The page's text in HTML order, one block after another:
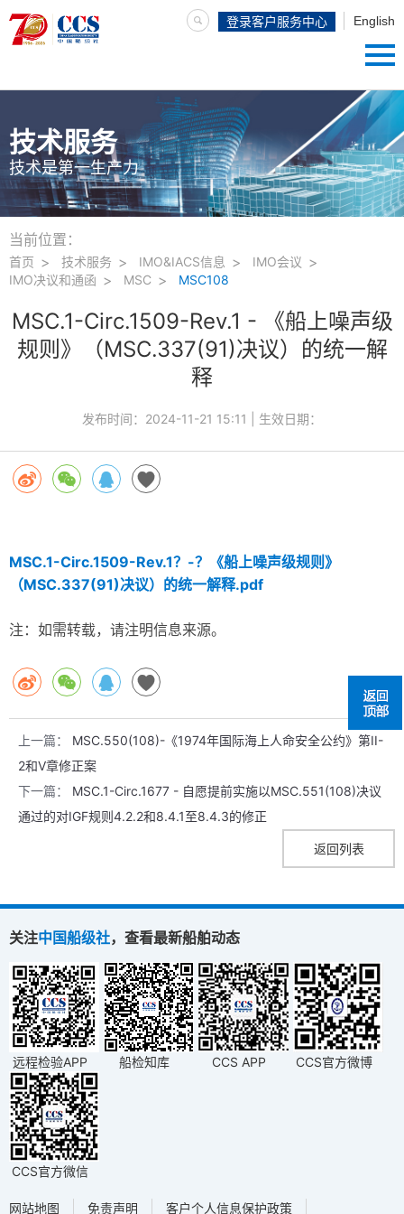
English
登录客户服务中心
技术服务
技术是第一生产力
当前位置：
首页 技术服务 IMO&IACS信息
IMO会议
IMO决议和通函
MSC MSC108
MSC.1-Circ.1509-Rev.1 - 《船上噪声级
规则》（MSC.337(91)决议）的统一解
释
发布时间： 2024-11-21 15:11 | 生效日期：
MSC.1-Circ.1509-Rev.1？-？《船上噪声级规则》
（MSC.337(91)决议）的统一解释.pdf
注：如需转载，请注明信息来源。
上一篇：
MSC.550(108)-《1974年国际海上人命安全公约》第II-
2和V章修正案
下一篇：
MSC.1-Circ.1677 - 自愿提前实施以MSC.551(108)决议
通过的对IGF规则4.2.2和8.4.1至8.4.3的修正
返回列表
关注中国船级社，查看最新船舶动态
远程检验APP 船检知库 CCS APP CCS官方微博
CCS官方微信
网站地图 免责声明 客户个人信息保护政策